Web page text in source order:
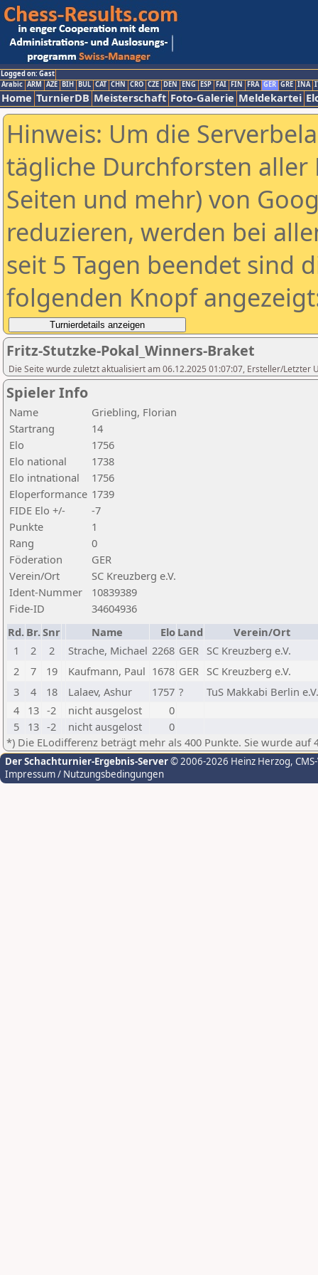
Logged on: Gast
Arabic ARM AZE BIH BUL CAT CHN CRO CZE DEN ENG ESP FAI FIN FRA GER GRE INA
Home TurnierDB Meisterschaft Foto-Galerie Meldekartei
Hinweis: Um die
tägliche Durchforsten aller
Seiten und mehr) von
reduzieren, werden bei
seit 5 Tagen beendet sind
folgenden Knopf
Fritz-Stutzke-Pokal_Winners-Braket
Die Seite wurde zuletzt aktualisiert am 06.12.2025 01:07:07, Ersteller/Letzter
Spieler Info
Name
Griebling, Florian
Startrang
14
Elo
1756
Elo national
1738
Elo intnational
1756
Eloperformance 1739
FIDE Elo +/-
-7
Punkte
1
Rang
0
Föderation
GER
Verein/Ort
SC Kreuzberg e.V.
Ident-Nummer
10839389
Fide-ID
34604936
Rd. Br.Snr Name Elo Land
Verein/Ort
1
2 2 Strache, Michael 2268 GER SC Kreuzberg e.V.
2
7 19 Kaufmann, Paul 1678 GER SC Kreuzberg e.V.
3
4 18 Lalaev, Ashur 1757 ?
TuS Makkabi Berlin e.V.
4
13 -2 nicht ausgelost
0
5
13 -2 nicht ausgelost
0
*) Die ELodifferenz beträgt mehr als 400 Punkte. Sie wurde auf
Der Schachturnier-Ergebnis-Server© 2006-2026 Heinz Herzog,
Impressum / Nutzungsbedingungen